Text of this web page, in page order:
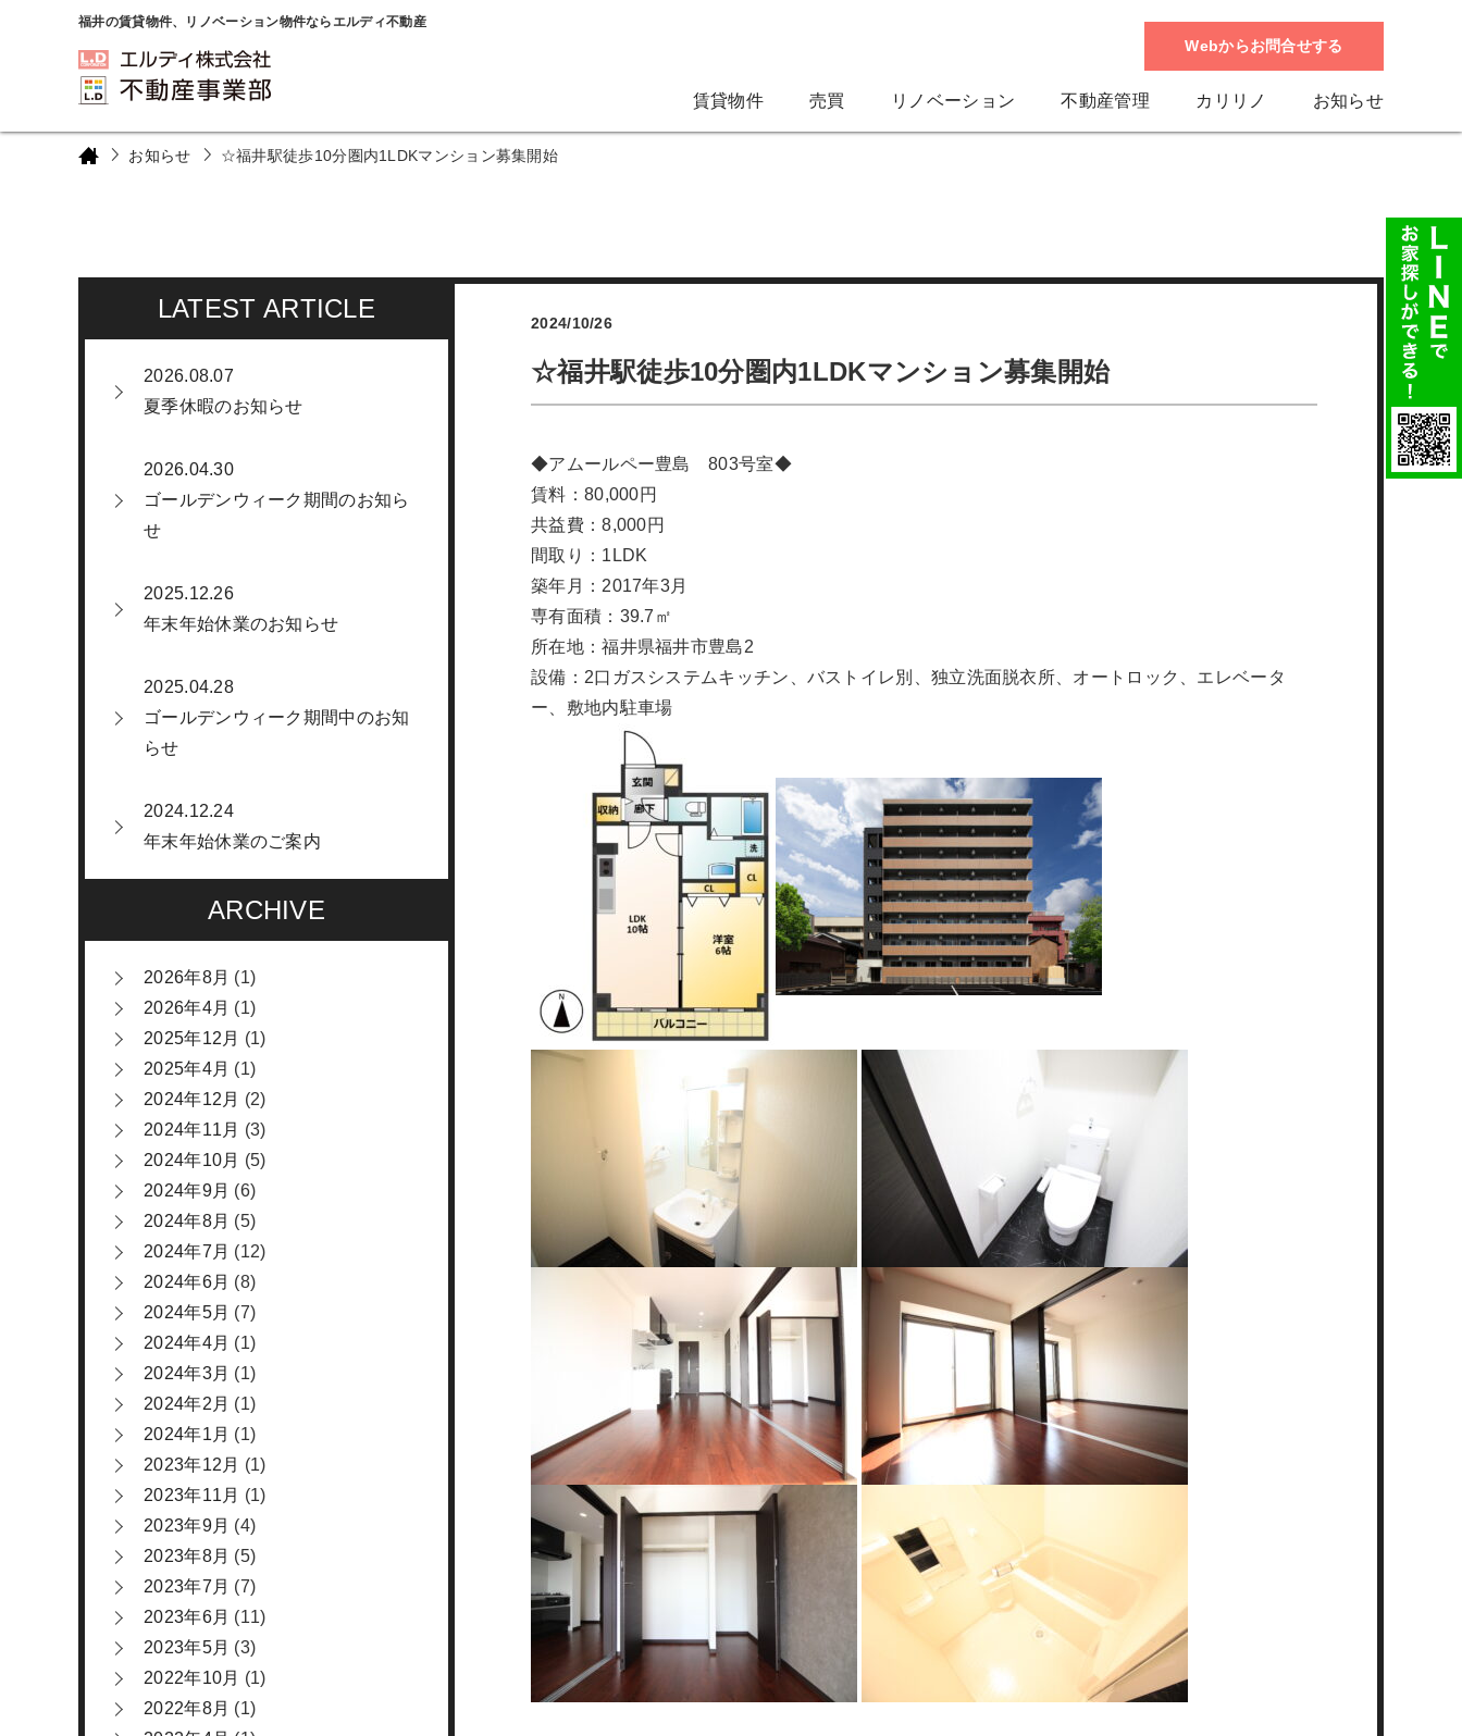
福井の賃貸物件、リノベーション物件ならエルディ不動産
Webからお問合せする
賃貸物件 売買 リノベーション 不動産管理 カリリノ お知らせ
お知らせ ☆福井駅徒歩10分圏内1LDKマンション募集開始
2024/10/26
☆福井駅徒歩10分圏内1LDKマンション募集開始
◆アムールペー豊島 803号室◆
賃料：80,000円
共益費：8,000円
間取り：1LDK
築年月：2017年3月
専有面積：39.7㎡
所在地：福井県福井市豊島2
設備：2口ガスシステムキッチン、バストイレ別、独立洗面脱衣所、オートロック、エレベータ
ー、敷地内駐車場
LATEST ARTICLE
2026.08.07
夏季休暇のお知らせ
2026.04.30
ゴールデンウィーク期間のお知ら
せ
2025.12.26
年末年始休業のお知らせ
2025.04.28
ゴールデンウィーク期間中のお知
らせ
2024.12.24
年末年始休業のご案内
ARCHIVE
2026年8月 (1)
2026年4月 (1)
2025年12月 (1)
2025年4月 (1)
2024年12月 (2)
2024年11月 (3)
2024年10月 (5)
2024年9月 (6)
2024年8月 (5)
2024年7月 (12)
2024年6月 (8)
2024年5月 (7)
2024年4月 (1)
2024年3月 (1)
2024年2月 (1)
2024年1月 (1)
2023年12月 (1)
2023年11月 (1)
2023年9月 (4)
2023年8月 (5)
2023年7月 (7)
2023年6月 (11)
2023年5月 (3)
2022年10月 (1)
2022年8月 (1)